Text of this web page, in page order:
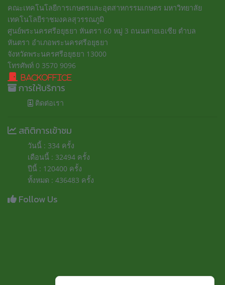
คณะเทคโนโลยีการเกษตรและอุตสาหกรรมเกษตร มหาวิทยาลัย
เทคโนโลยีราชมงคลสุวรรณภูมิ
ศูนย์พระนครศรีอยุธยา หันตรา 60 หมู่ 3 ถนนสายเอเซีย ตำบล
หันตรา อำเภอพระนครศรีอยุธยา
จังหวัดพระนครศรีอยุธยา 13000
โทรศัพท์ 0 3570 9096
BackOffice
การให้บริการ
ติดต่อเรา
สถิติการเข้าชม
วันนี้ : 334 ครั้ง
เดือนนี้ : 32494 ครั้ง
ปีนี้ : 120400 ครั้ง
ทั้งหมด : 436483 ครั้ง
Follow Us